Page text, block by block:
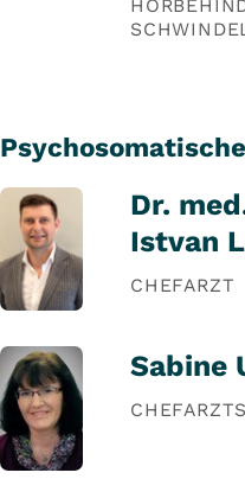
Dr.
Istvan
CHEFARZT
Sabine